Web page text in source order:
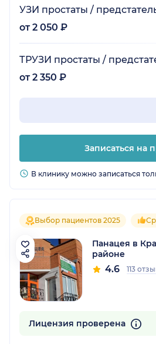
УЗИ простаты /
от 2 050 ₽
ТРУЗИ простаты /
от 2 350 ₽
Записаться на
В клинику можно записаться
Выбор пациентов 2025
Панацея в
районе
4.6 113
Лицензия проверена